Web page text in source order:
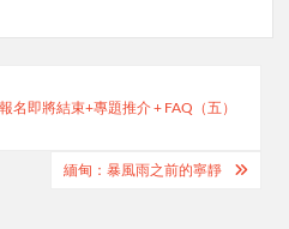
名即將結束+專題推介 + FAQ（五）
緬甸：暴風雨之前的寧靜